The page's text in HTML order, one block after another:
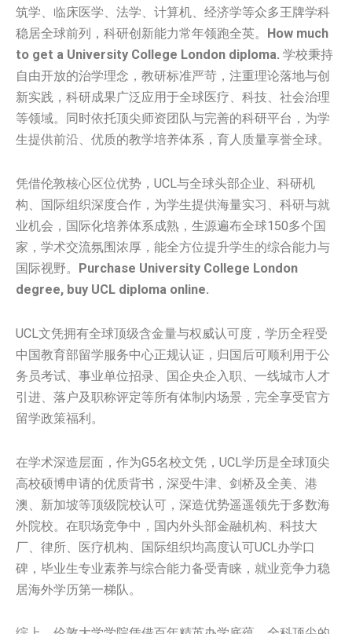
筑学、临床医学、法学、计算机、经济学等众多王牌学科
稳居全球前列，科研创新能力常年领跑全英。
How much
to get a University College London diploma. 学校秉持
自由开放的治学理念，教研标准严苛，注重理论落地与创
新实践，科研成果广泛应用于全球医疗、科技、社会治理
等领域。同时依托顶尖师资团队与完善的科研平台，为学
生提供前沿、优质的教学培养体系，育人质量享誉全球。
凭借伦敦核心区位优势，UCL与全球头部企业、科研机
构、国际组织深度合作，为学生提供海量实习、科研与就
业机会，国际化培养体系成熟，生源遍布全球150多个国
家，学术交流氛围浓厚，能全方位提升学生的综合能力与
国际视野。 Purchase University College London
degree, buy UCL diploma online.
UCL文凭拥有全球顶级含金量与权威认可度，学历全程受
中国教育部留学服务中心正规认证，归国后可顺利用于公
务员考试、事业单位招录、国企央企入职、一线城市人才
引进、落户及职称评定等所有体制内场景，完全享受官方
留学政策福利。
在学术深造层面，作为G5名校文凭，UCL学历是全球顶尖
高校硕博申请的优质背书，深受牛津、剑桥及全美、港
澳、新加坡等顶级院校认可，深造优势遥遥领先于多数海
外院校。在职场竞争中，国内外头部金融机构、科技大
厂、律所、医疗机构、国际组织均高度认可UCL办学口
碑，毕业生专业素养与综合能力备受青睐，就业竞争力稳
居海外学历第一梯队。